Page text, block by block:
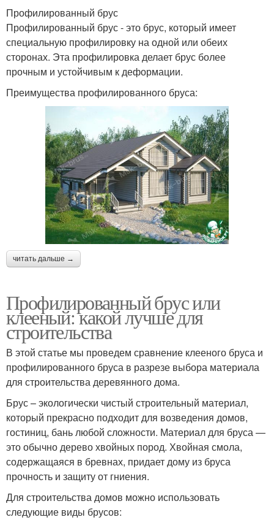
Профилированный брус
Профилированный брус - это брус, который имеет
специальную профилировку на одной или обеих
сторонах. Эта профилировка делает брус более
прочным и устойчивым к деформации.
Преимущества профилированного бруса:
читать дальше →
Профилированный брус или
клееный: какой лучше для
строительства
В этой статье мы проведем сравнение клееного бруса и
профилированного бруса в разрезе выбора материала
для строительства деревянного дома.
Брус – экологически чистый строительный материал,
который прекрасно подходит для возведения домов,
гостиниц, бань любой сложности. Материал для бруса —
это обычно дерево хвойных пород. Хвойная смола,
содержащаяся в бревнах, придает дому из бруса
прочность и защиту от гниения.
Для строительства домов можно использовать
следующие виды брусов: